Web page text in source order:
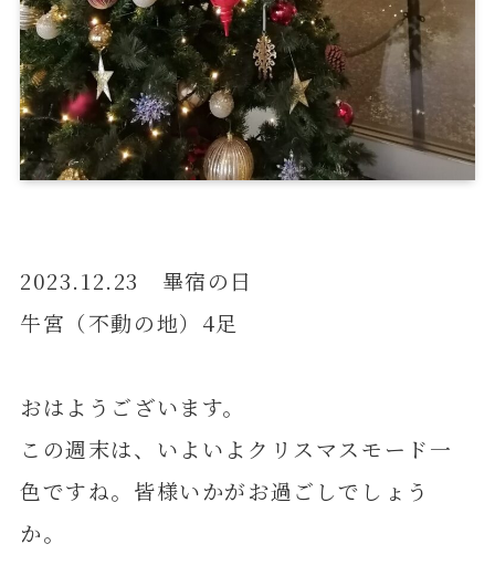
2023.12.23 畢宿の日
牛宮（不動の地）4足
おはようございます。
この週末は、いよいよクリスマスモード一
色ですね。皆様いかがお過ごしでしょう
か。